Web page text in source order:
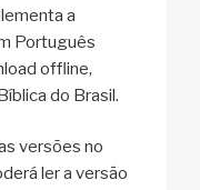
a
Português
offline,
do Brasil.
versões no
ler a versão